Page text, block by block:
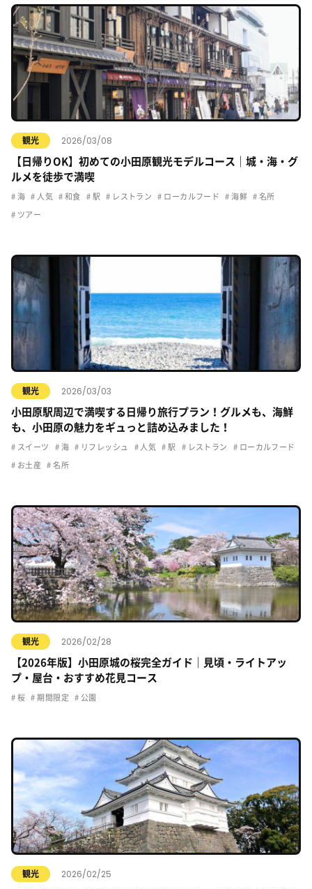
観光 2026/03/08
【日帰りOK】初めての小田原観光モデルコース｜城・海・グ
ルメを徒歩で満喫
海 人気 和食 駅 レストラン ローカルフード 海鮮 名所
ツアー
観光 2026/03/03
小田原駅周辺で満喫する日帰り旅行プラン！グルメも、海鮮
も、小田原の魅力をギュっと詰め込みました！
スイーツ 海 リフレッシュ 人気 駅 レストラン ローカルフード
お土産 名所
観光 2026/02/28
【2026年版】小田原城の桜完全ガイド｜見頃・ライトアッ
プ・屋台・おすすめ花見コース
桜 期間限定 公園
観光 2026/02/25